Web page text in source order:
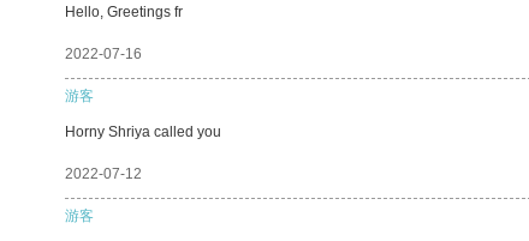
Hello, Greetings fr
2022-07-16
游客
Horny Shriya called you
2022-07-12
游客